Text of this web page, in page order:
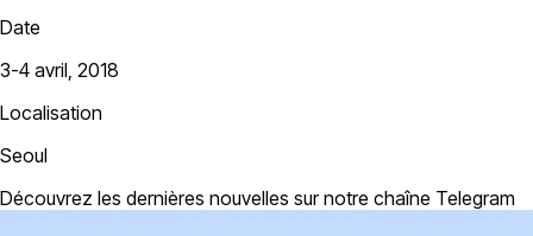
Date
3-4 avril, 2018
Localisation
Seoul
Découvrez les dernières nouvelles sur notre chaîne Telegram